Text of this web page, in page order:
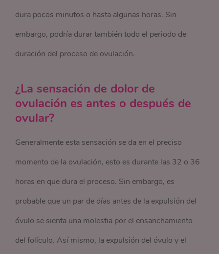
dura pocos minutos o hasta algunas horas. Sin
embargo, podría durar también todo el periodo de
duración del proceso de ovulación.
¿La sensación de dolor de
ovulación es antes o después de
ovular?
Generalmente esta sensación se da en el preciso
momento de la ovulación, esto es durante las 32 o 36
horas en que dura el proceso. Sin embargo, es
probable que un par de días antes de la expulsión del
óvulo se sienta una molestia por el ensanchamiento
del folículo. Así mismo, la expulsión del óvulo y el